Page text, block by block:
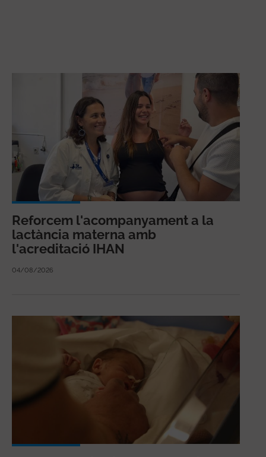
Reforcem l'acompanyament a la
lactància materna amb
l'acreditació IHAN
04/08/2026